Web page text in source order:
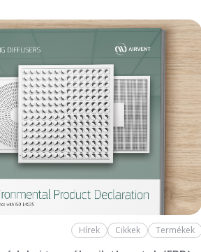
Hírek Cikkek Termékek